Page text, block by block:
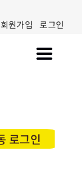
회원가입 로그인
Toggle
로그인